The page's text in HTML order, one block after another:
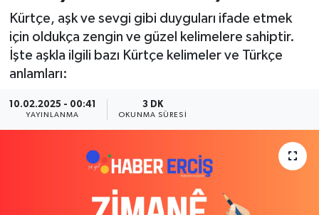
Kürtçe, aşk ve sevgi gibi duyguları ifade etmek
için oldukça zengin ve güzel kelimelere sahiptir.
İşte aşkla ilgili bazı Kürtçe kelimeler ve Türkçe
anlamları:
10.02.2025 - 00:41
YAYINLANMA
3 DK
OKUNMA SÜRESI